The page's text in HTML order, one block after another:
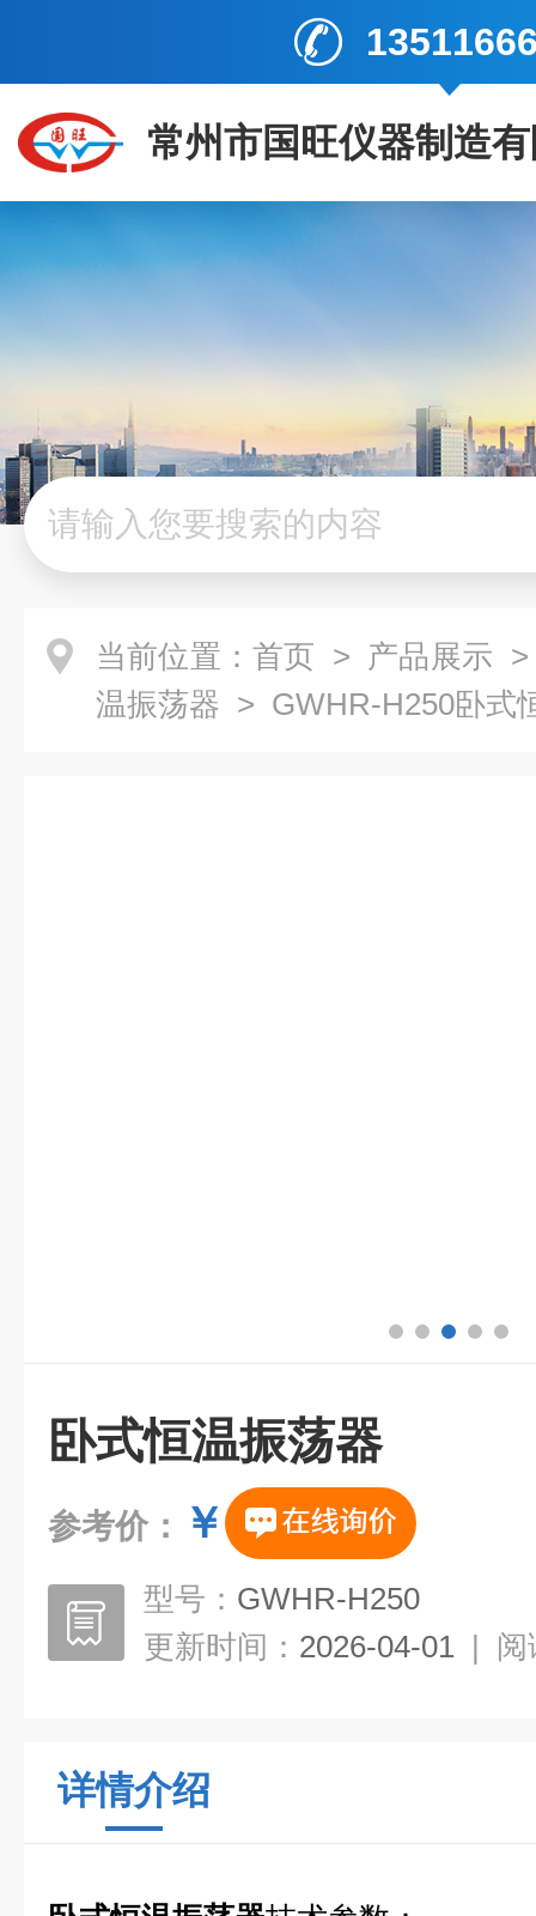
常州市国旺仪器制造
当前位置： 首页 > 产品展示
温振荡器 > GWHR-H250卧式
卧式恒温振荡器
参考价： ￥
型号： GWHR-H250
更新时间： 2026-04-01 | 阅
详情介绍